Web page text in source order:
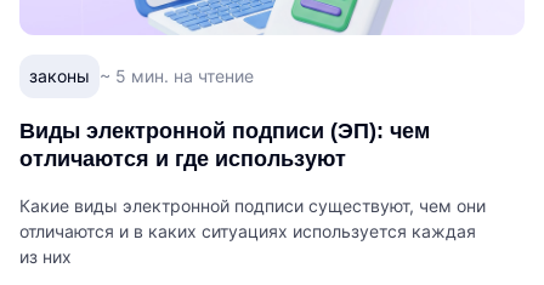
законы ~ 5 мин. на чтение
Виды электронной подписи (ЭП): чем
отличаются и где используют
Какие виды электронной подписи существуют, чем они
отличаются и в каких ситуациях используется каждая
из них